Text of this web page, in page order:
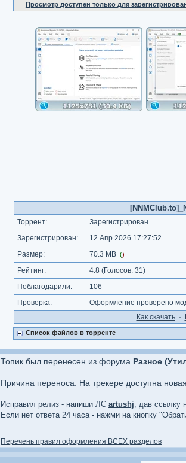
Просмотр доступен только для
Торрент:
Зарегистрирован
Зарегистрирован:
12 Апр 2026 17:27:52
Размер:
70.3 MB ()
Рейтинг: 4.8 (Голосов: 31)
Поблагодарили:
106
Проверка:
Оформление проверено
Как cкачать·
Список файлов в торренте
Топик был перенесен из форума Разное
Причина переноса: На трекере доступна
Исправил релиз - напиши ЛС artushj, дав ссылку
Если нет ответа 24 часа - нажми на кнопку
Перечень правил оформления ВСЕХ разделов